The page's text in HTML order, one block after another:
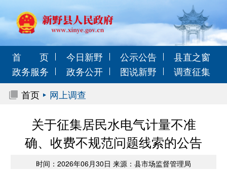
首 页 今日新野 公示公告
县直之窗
政务服务
政务公开 图说新野
调查征集
首页
网上调查
关于征集居民水电气计量不准
确、收费不规范问题线索的公告
时间：2026年06月30日 来源：县市场监督管理局